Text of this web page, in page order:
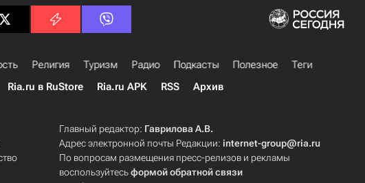
Религия Туризм Радио Подкасты Полезное
Теги
Ria.ru в RuStore Ria.ru APK RSS Архив
Главный редактор: Гаврилова А.В.
Адрес электронной почты Редакции:internet-group@ria.ru
По вопросам размещения пресс-релизов и рекламы
воспользуйтесьформой обратной связи